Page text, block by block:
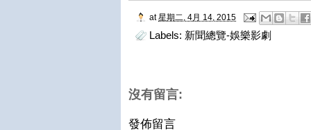
at 星期二, 4月 14, 2015
Labels: 新聞總覽-娛樂影劇
沒有留言:
發佈留言